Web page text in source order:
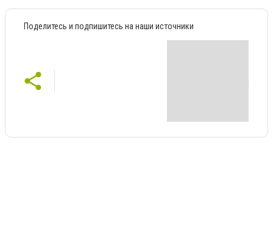
Поделитесь и подпишитесь на наши источники